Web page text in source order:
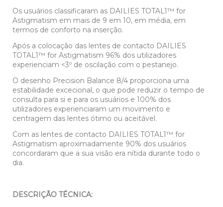
Os usuários classificaram as DAILIES TOTAL1™ for
Astigmatism em mais de 9 em 10, em média, em
termos de conforto na inserção.
Após a colocação das lentes de contacto DAILIES
TOTAL1™ for Astigmatism 96% dos utilizadores
experienciam <3º de oscilação com o pestanejo.
O desenho Precision Balance 8/4 proporciona uma
estabilidade excecional, o que pode reduzir o tempo de
consulta para si e para os usuários e 100% dos
utilizadores experienciaram um movimento e
centragem das lentes ótimo ou aceitável.
Com as lentes de contacto DAILIES TOTAL1™ for
Astigmatism aproximadamente 90% dos usuários
concordaram que a sua visão era nítida durante todo o
dia.
DESCRIÇÃO TÉCNICA: